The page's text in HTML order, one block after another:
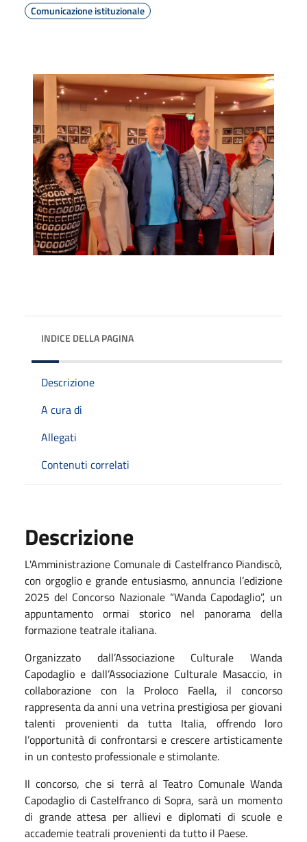
Comunicazione istituzionale
INDICE DELLA PAGINA
Descrizione
A cura di
Allegati
Contenuti correlati
Descrizione
L'Amministrazione Comunale di Castelfranco Piandiscò,
con orgoglio e grande entusiasmo, annuncia l’edizione
2025 del Concorso Nazionale “Wanda Capodaglio”, un
appuntamento ormai storico nel panorama della
formazione teatrale italiana.
Organizzato dall’Associazione Culturale Wanda
Capodaglio e dall’Associazione Culturale Masaccio, in
collaborazione con la Proloco Faella, il concorso
rappresenta da anni una vetrina prestigiosa per giovani
talenti provenienti da tutta Italia, offrendo loro
l’opportunità di confrontarsi e crescere artisticamente
in un contesto professionale e stimolante.
Il concorso, che si terrà al Teatro Comunale Wanda
Capodaglio di Castelfranco di Sopra, sarà un momento
di grande attesa per allievi e diplomati di scuole e
accademie teatrali provenienti da tutto il Paese.